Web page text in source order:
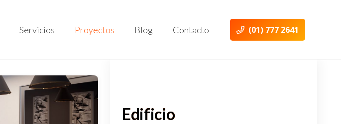
Servicios Proyectos Blog Contacto (01) 777 2641
Edificio